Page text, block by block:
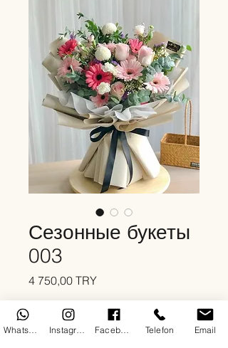
Сезонные букеты
003
4 750,00 TRYЦена
Количество
Telefon Email